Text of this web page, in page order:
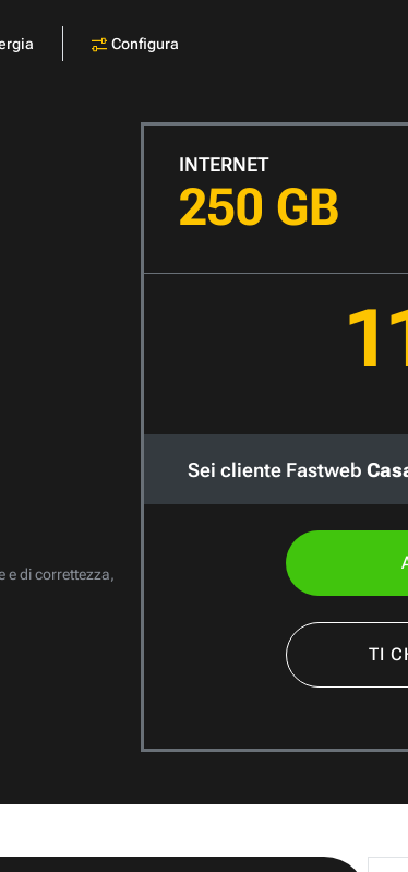
Configura
INTERNET
250 GB
Sei cliente Fastweb
TI
e di correttezza,